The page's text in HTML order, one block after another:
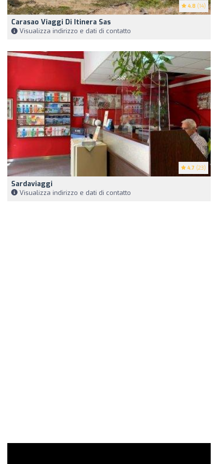
4.8 (14)
Carasao Viaggi Di Itinera Sas
Visualizza indirizzo e dati di contatto
4.7 (23)
Sardaviaggi
Visualizza indirizzo e dati di contatto